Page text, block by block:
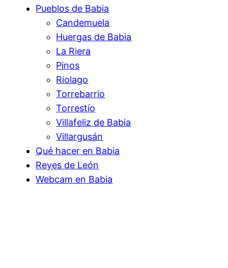
Pueblos de Babia
Candemuela
Huergas de Babia
La Riera
Pinos
Riolago
Torrebarrio
Torrestío
Villafeliz de Babia
Villargusán
Qué hacer en Babia
Reyes de León
Webcam en Babia